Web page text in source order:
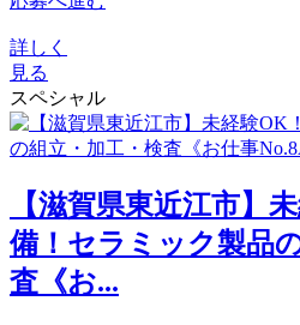
詳しく
見る
スペシャル
【滋賀県東近江市】
備！セラミック製品
査《お...